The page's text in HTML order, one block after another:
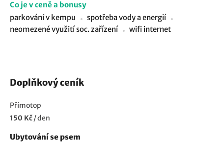
Co je v ceně a bonusy
parkování v kempu
spotřeba vody a energií
neomezené využití soc. zařízení
wifi internet
Doplňkový ceník
Přímotop
150 Kč/den
Ubytování se psem